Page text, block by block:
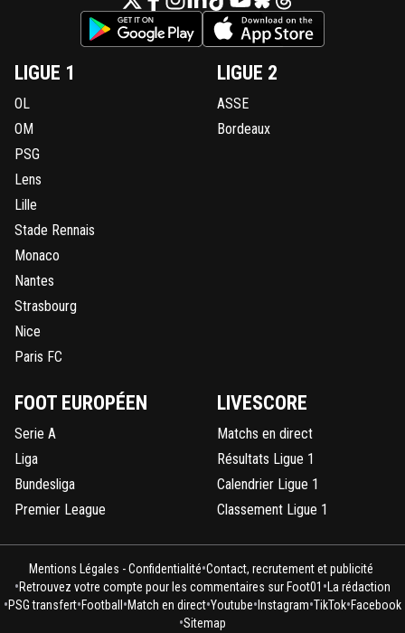
LIGUE 1
OL
OM
PSG
Lens
Lille
Stade Rennais
Monaco
Nantes
Strasbourg
Nice
Paris FC
LIGUE 2
ASSE
Bordeaux
FOOT EUROPÉEN
Serie A
Liga
Bundesliga
Premier League
LIVESCORE
Matchs en direct
Résultats Ligue 1
Calendrier Ligue 1
Classement Ligue 1
Mentions Légales - Confidentialité•Contact, recrutement et publicité
•Retrouvez votre compte pour les commentaires sur Foot01 • La rédaction
•PSG transfert•Football •Match en direct•Youtube• Instagram•TikTok•Facebook
•Sitemap